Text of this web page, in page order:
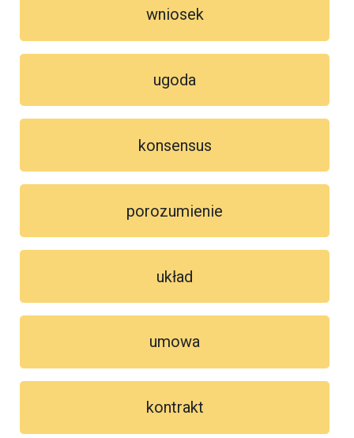
wniosek
ugoda
konsensus
porozumienie
układ
umowa
kontrakt